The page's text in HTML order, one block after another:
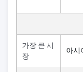
가장 큰 시
장
아시